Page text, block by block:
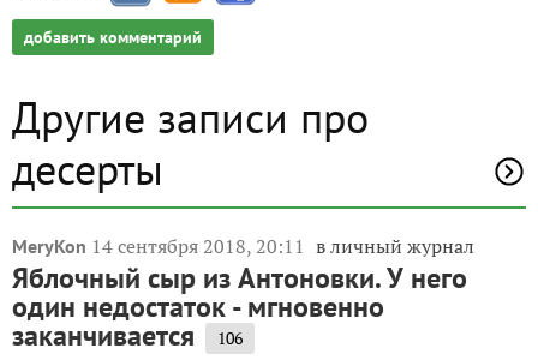
добавить комментарий
Другие записи про
десерты
MeryKon 14 сентября 2018, 20:11 в личный журнал
Яблочный сыр из Антоновки. У него
один недостаток - мгновенно
заканчивается 106